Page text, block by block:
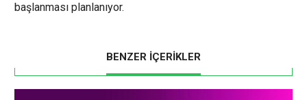
başlanması planlanıyor.
BENZER İÇERİKLER